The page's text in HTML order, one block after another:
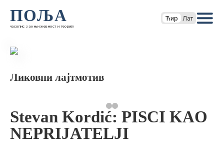
ПОЉА
часопис за књижевност и теорију
Ћир Лат
Ликовни лајтмотив
Stevan Kordić: PISCI KAO
NEPRIJATELJI